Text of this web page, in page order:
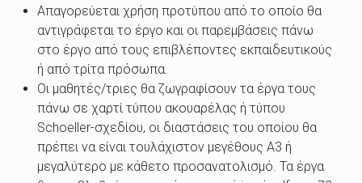
Απαγορεύεται χρήση προτύπου από το οποίο θα
αντιγράφεται το έργο και οι παρεμβάσεις πάνω
στο έργο από τους επιβλέποντες εκπαιδευτικούς
ή από τρίτα πρόσωπα.
Οι μαθητές/τριες θα ζωγραφίσουν τα έργα τους
πάνω σε χαρτί τύπου ακουαρέλας ή τύπου
Schoeller-σχεδίου, οι διαστάσεις του οποίου θα
πρέπει να είναι τουλάχιστον μεγέθους Α3 ή
μεγαλύτερο με κάθετο προσανατολισμό. Τα έργα